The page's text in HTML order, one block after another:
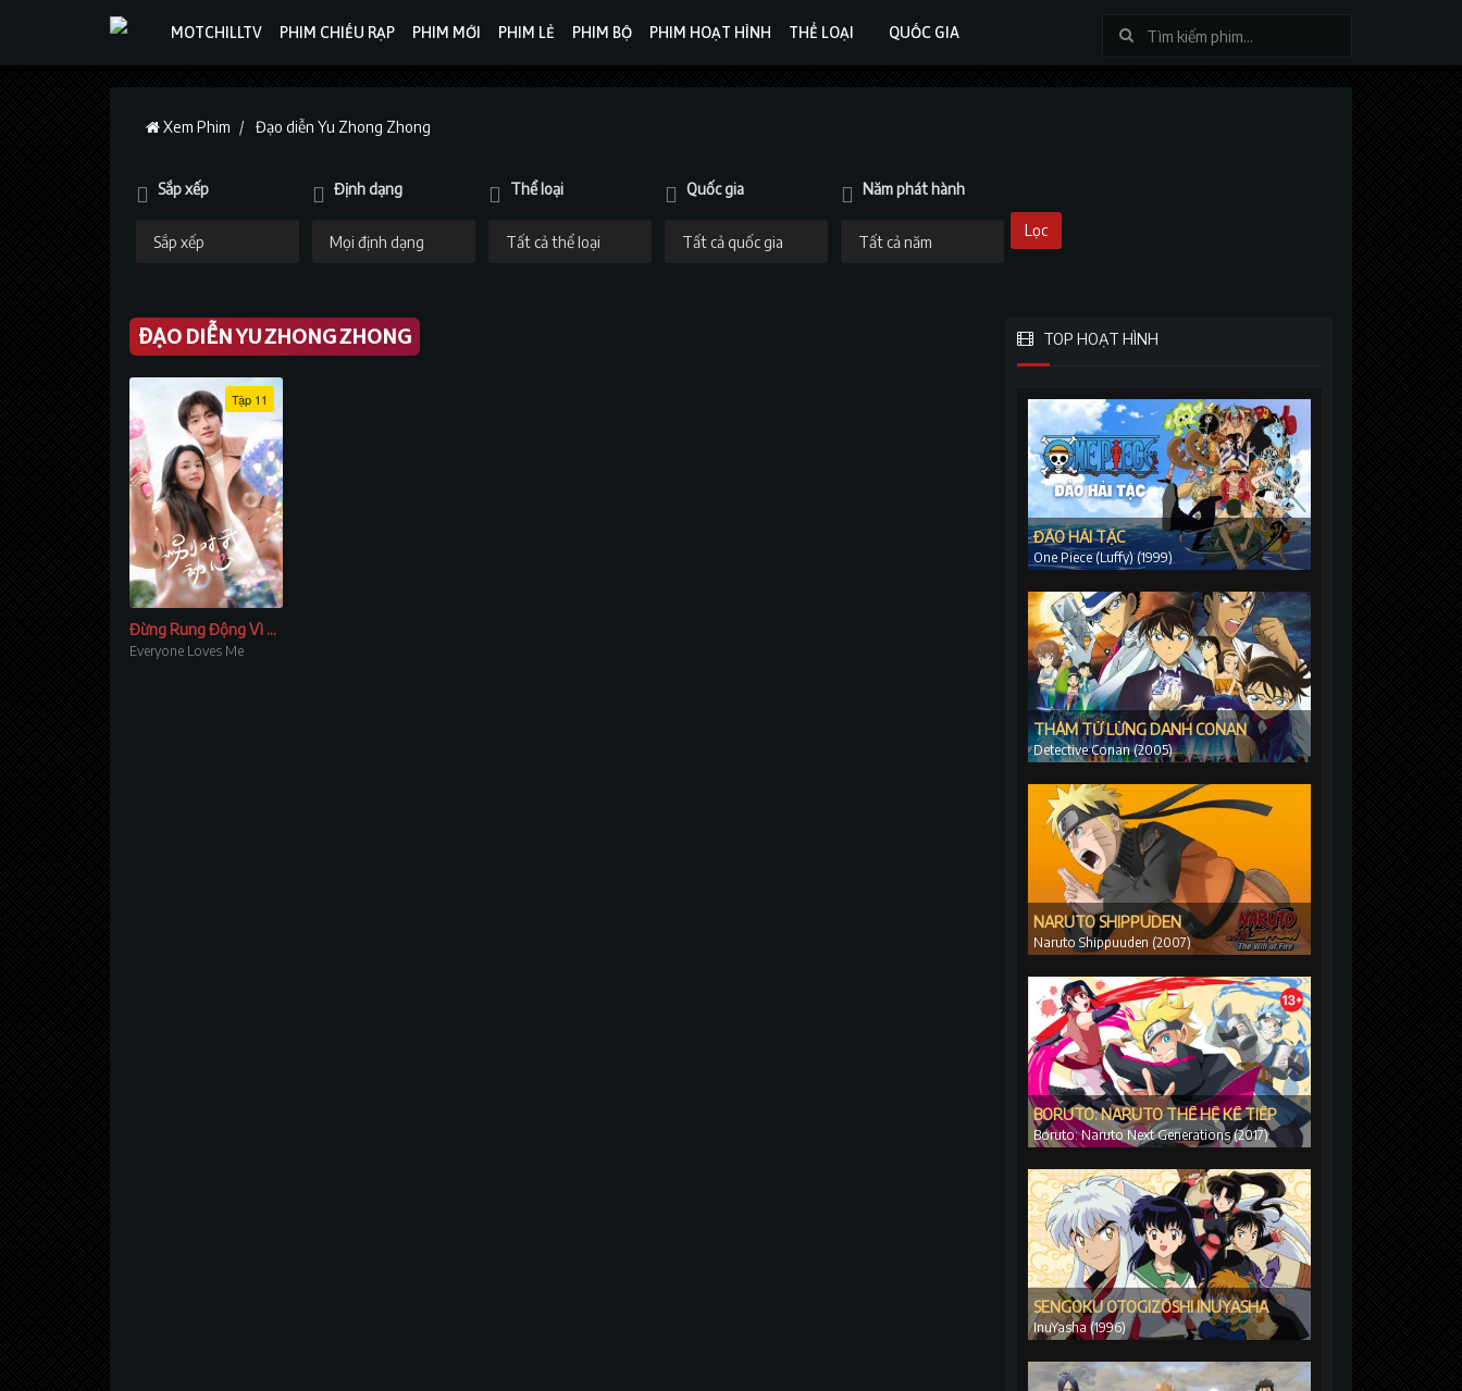
MOTCHILLTV PHIM CHIẾU RẠP PHIM MỚI PHIM LẺ PHIM BỘ PHIM HOẠT HÌNH THỂ LOẠI QUỐC GIA
Xem Phim Đạo diễn Yu Zhong Zhong
Sắp xếp Định dạng Thể loại Quốc gia Năm phát hành
Lọc
ĐẠO DIỄN YU ZHONG ZHONG
Tập 11
Đừng Rung Động Vì Anh
Everyone Loves Me
TOP HOẠT HÌNH
ĐẢO HẢI TẶC
One Piece (Luffy) (1999)
THÁM TỬ LỪNG DANH CONAN
Detective Conan (2005)
NARUTO SHIPPUDEN
Naruto Shippuuden (2007)
BORUTO: NARUTO THẾ HỆ KẾ TIẾP
Boruto: Naruto Next Generations (2017)
SENGOKU OTOGIZŌSHI INUYASHA
InuYasha (1996)